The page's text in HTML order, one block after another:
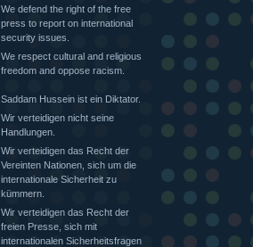
We defend the right of the free
press to report on international
security issues.
We respect cultural and religious
freedom and oppose racism.
Saddam Hussein ist ein Diktator.
Wir verteidigen nicht seine
Handlungen.
Wir verteidigen das Recht der
Vereinten Nationen, sich um die
internationale Sicherheit zu
kümmern.
Wir verteidigen das Recht der
freien Presse, sich mit
internationalen Sicherheitsfragen